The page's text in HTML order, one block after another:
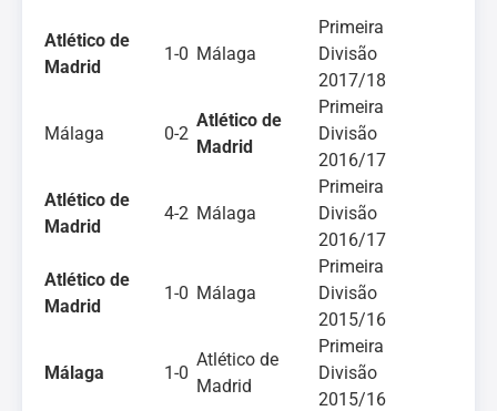
Atlético de
Madrid
1-0 Málaga
Primeira
Divisão
2017/18
Málaga 0-2
Atlético de
Madrid
Primeira
Divisão
2016/17
Atlético de
Madrid
4-2 Málaga
Primeira
Divisão
2016/17
Atlético de
Madrid
1-0 Málaga
Primeira
Divisão
2015/16
Málaga 1-0
Atlético de
Madrid
Primeira
Divisão
2015/16